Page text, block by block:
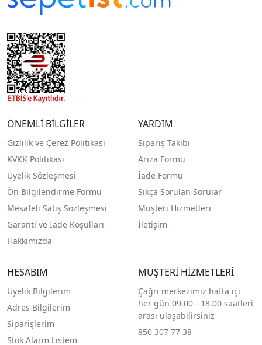
ÖNEMLİ BİLGİLER
Gizlilik ve Çerez Politikası
KVKK Politikası
Üyelik Sözleşmesi
Ön Bilgilendirme Formu
Mesafeli Satış Sözleşmesi
Garanti ve İade Koşulları
Hakkımızda
YARDIM
Sipariş Takibi
Arıza Formu
İade Formu
Sıkça Sorulan Sorular
Müşteri Hizmetleri
İletişim
HESABIM
Üyelik Bilgilerim
Adres Bilgilerim
Siparişlerim
Stok Alarm Listem
MÜŞTERİ HİZMETLERİ
Çağrı merkezimiz hafta içi
her gün 09.00 - 18.00 saatleri
arası ulaşabilirsiniz
850 307 77 38